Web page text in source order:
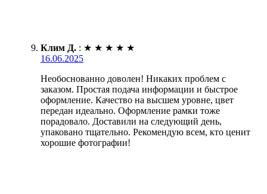
Клим Д. : ★ ★ ★ ★ ★
16.06.2025
Необоснованно доволен! Никаких проблем с
заказом. Простая подача информации и быстрое
оформление. Качество на высшем уровне, цвет
передан идеально. Оформление рамки тоже
порадовало. Доставили на следующий день,
упаковано тщательно. Рекомендую всем, кто ценит
хорошие фотографии!